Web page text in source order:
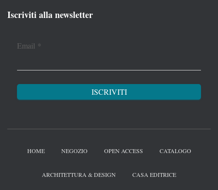
Iscriviti alla newsletter
Email *
HOME NEGOZIO OPEN ACCESS CATALOGO
ARCHITETTURA & DESIGN CASA EDITRICE